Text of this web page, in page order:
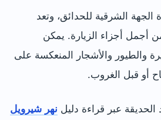
الجهة الشرقية للحدائق، وتعد
أجمل أجزاء الزيارة. يمكن
والطيور والأشجار المنعكسة على
أو قبل الغروب.
الحديقة عبر قراءة دليل نهر شيرويل